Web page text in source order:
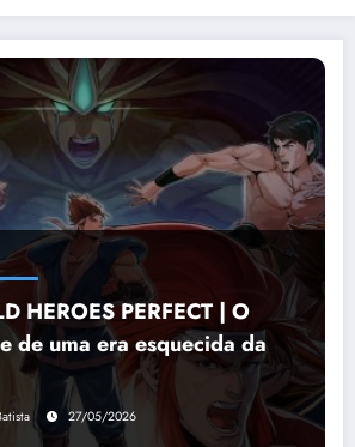
HEROES PERFECT | O
de uma era esquecida da
27/05/2026